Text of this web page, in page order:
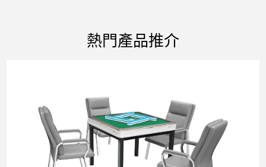
熱門產品推介